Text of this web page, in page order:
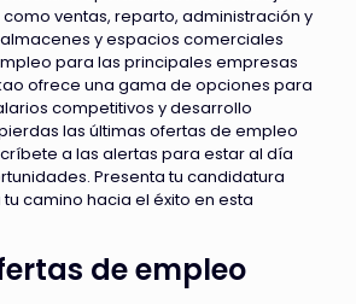
ventas, reparto, administración y
y espacios comerciales
para las principales empresas
ofrece una gama de opciones para
competitivos y desarrollo
las últimas ofertas de empleo
a las alertas para estar al día
Presenta tu candidatura
camino hacia el éxito en esta
de empleo